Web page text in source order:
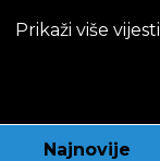
Prikaži više vijesti
Najnovije